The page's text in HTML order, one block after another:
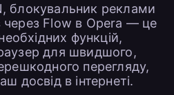
блокувальник реклами
через Flow в Opera — це
функцій,
для швидшого,
перегляду,
досвід в інтернеті.